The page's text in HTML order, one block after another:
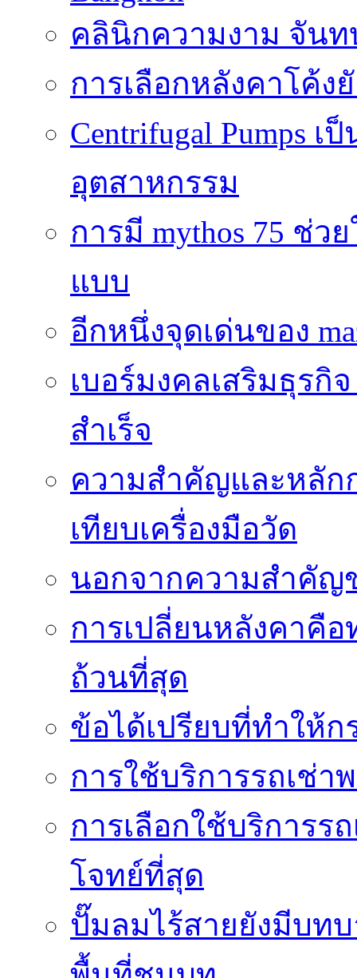
คลินิกความงาม จันท
การเลือกหลังคาโค้
Centrifugal Pumps
อุตสาหกรรม
การมี mythos 75 ช่
แบบ
อีกหนึ่งจุดเด่นของ
เบอร์มงคลเสริมธุร
สำเร็จ
ความสำคัญและหลัก
เทียบเครื่องมือวัด
นอกจากความสำคัญ
การเปลี่ยนหลังคาคื
ถ้วนที่สุด
ข้อได้เปรียบที่ทำให้ก
การใช้บริการรถเช่
การเลือกใช้บริการร
โจทย์ที่สุด
ปั๊มลมไร้สายยังมีบท